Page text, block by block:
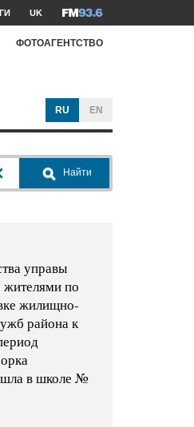
UK
ФОТОАГЕНТСТВО
RU EN
Найти
управы
жителями по
жилищно-
района к
в школе №